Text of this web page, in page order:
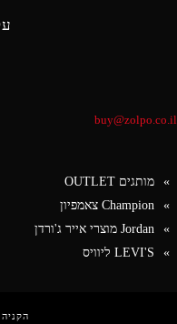
buy@zolpo.co.il
מותגים OUTLET
Champion צאמפיון
Jordan מוצרי אייר ג'ורדן
LEVI'S ליוויס